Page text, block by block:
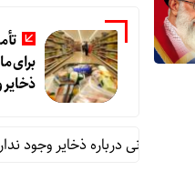
برای
ذخایر
درباره ذخایر وجود ندارد